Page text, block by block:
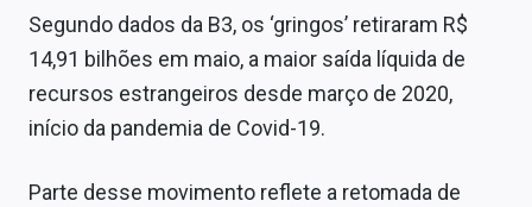
Segundo dados da B3, os ‘gringos’ retiraram R$
14,91 bilhões em maio, a maior saída líquida de
recursos estrangeiros desde março de 2020,
início da pandemia de Covid-19.
Parte desse movimento reflete a retomada de